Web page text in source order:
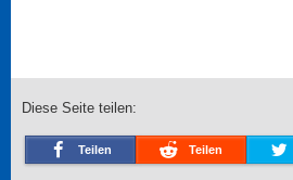
Diese Seite teilen:
Teilen Teilen